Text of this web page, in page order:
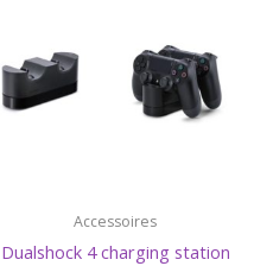
Accessoires
Dualshock 4 charging station